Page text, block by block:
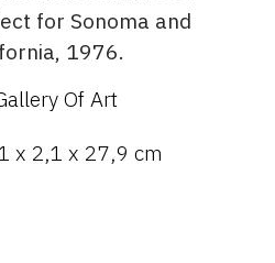
for Sonoma and
1976.
Of Art
x 2,1 x 27,9 cm